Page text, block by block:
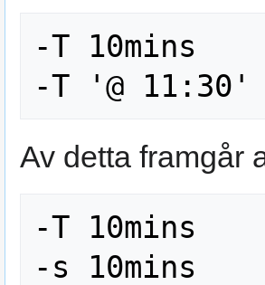
-T 10mins
Av detta framgår
-T 10mins